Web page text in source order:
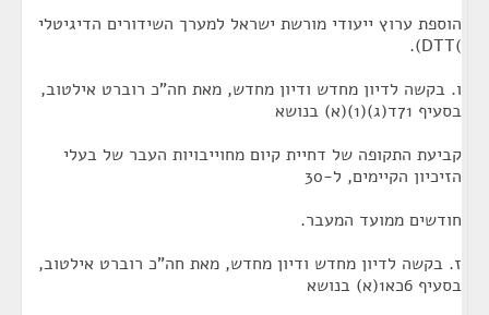
הוספת ערוץ ייעודי מורשת ישראל למערך השידורים הדיגיטלי
)DTT).
ו. בקשה לדיון מחדש ודיון מחדש, מאת חה"כ רוברט אילטוב,
בסעיף 71ד(ג)(1)(א) בנושא
קביעת התקופה של דחיית קיום מחוייבויות העבר של בעלי
הזיכיון הקיימים, ל-30
חודשים ממועד המעבר.
ז. בקשה לדיון מחדש ודיון מחדש, מאת חה"כ רוברט אילטוב,
בסעיף 6כא1(א) בנושא